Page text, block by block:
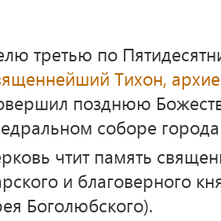
третью по
Тихон,
позднюю
соборе
чтит память
и благоверного
Боголюбского).